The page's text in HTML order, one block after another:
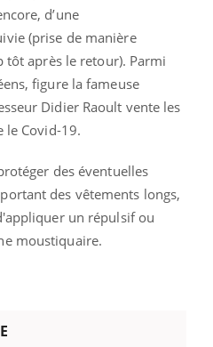
d’une
(prise de manière
tôt après le retour). Parmi
figure la fameuse
Didier Raoult vente les
le Covid-19.
des éventuelles
des vêtements longs,
un répulsif ou
moustiquaire.